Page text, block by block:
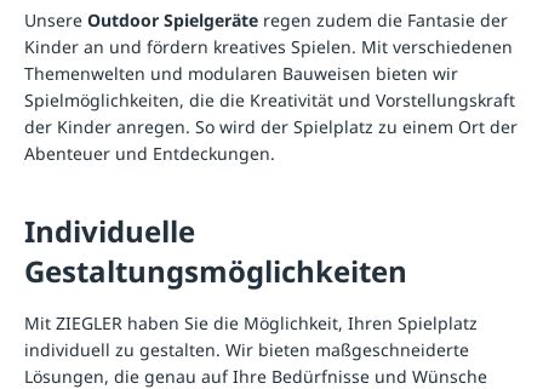
Unsere Outdoor Spielgeräte regen zudem die Fantasie der
Kinder an und fördern kreatives Spielen. Mit verschiedenen
Themenwelten und modularen Bauweisen bieten wir
Spielmöglichkeiten, die die Kreativität und Vorstellungskraft
der Kinder anregen. So wird der Spielplatz zu einem Ort der
Abenteuer und Entdeckungen.
Individuelle
Gestaltungsmöglichkeiten
Mit ZIEGLER haben Sie die Möglichkeit, Ihren Spielplatz
individuell zu gestalten. Wir bieten maßgeschneiderte
Lösungen, die genau auf Ihre Bedürfnisse und Wünsche